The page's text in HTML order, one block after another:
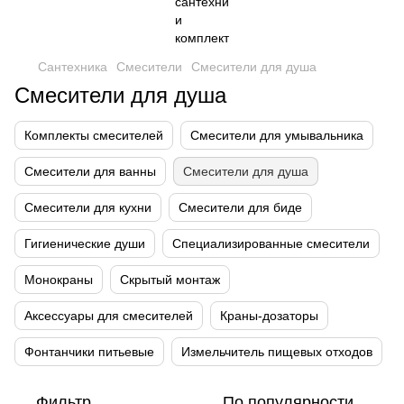
Сантехника Смесители Смесители для душа
Смесители для душа
Комплекты смесителей Смесители для умывальника
Смесители для ванны Смесители для душа
Смесители для кухни Смесители для биде
Гигиенические души Специализированные смесители
Монокраны Скрытый монтаж
Аксессуары для смесителей Краны-дозаторы
Фонтанчики питьевые Измельчитель пищевых отходов